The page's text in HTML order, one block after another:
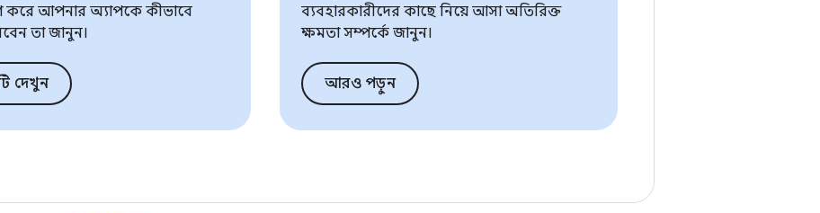
করে আপনার অ্যাপকে কীভাবে
তা জানুন।
দেখুন
ব্যবহারকারীদের কাছে নিয়ে আসা অতিরিক্ত
ক্ষমতা সম্পর্কে জানুন।
আরও পড়ুন